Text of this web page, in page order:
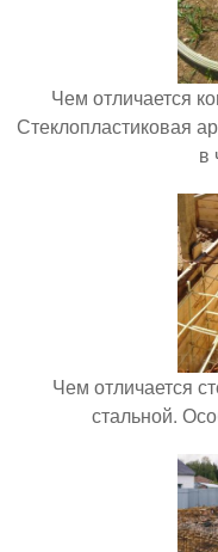
Чем отличается
Стеклопластиковая
в
Чем отличается
стальной.